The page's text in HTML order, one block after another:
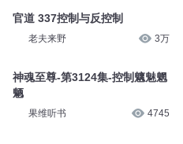
官道 337控制与反控制
老夫来野 3万
神魂至尊-第3124集-控制魑魅魍
魉
果维听书 4745